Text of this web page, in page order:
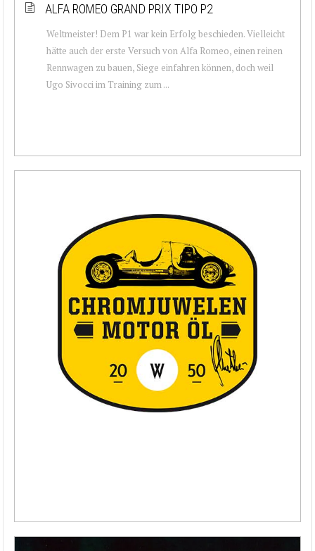
ALFA ROMEO GRAND PRIX TIPO P2
Weltmeister! Dem P1 war kein Erfolg beschieden. Vielleicht
hätte auch der erste Versuch von Alfa Romeo, einen reinen
Rennwagen zu bauen, Siege einfahren können, doch weil
Ugo Sivocci im Training zum ...